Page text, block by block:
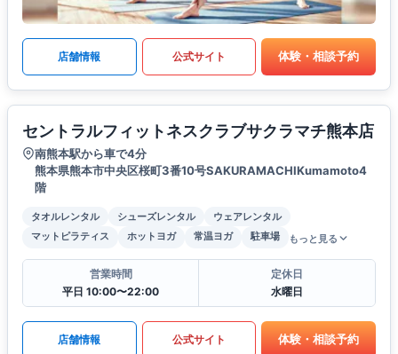
店舗情報 公式サイト 体験・相談予約
セントラルフィットネスクラブサクラマチ熊本店
南熊本駅から車で4分
熊本県熊本市中央区桜町3番10号SAKURAMACHIKumamoto4
階
タオルレンタル シューズレンタル
ウェアレンタル
マットピラティス
ホットヨガ 常温ヨガ 駐車場 もっと見る
営業時間
平日 10:00〜22:00
定休日
水曜日
店舗情報 公式サイト 体験・相談予約